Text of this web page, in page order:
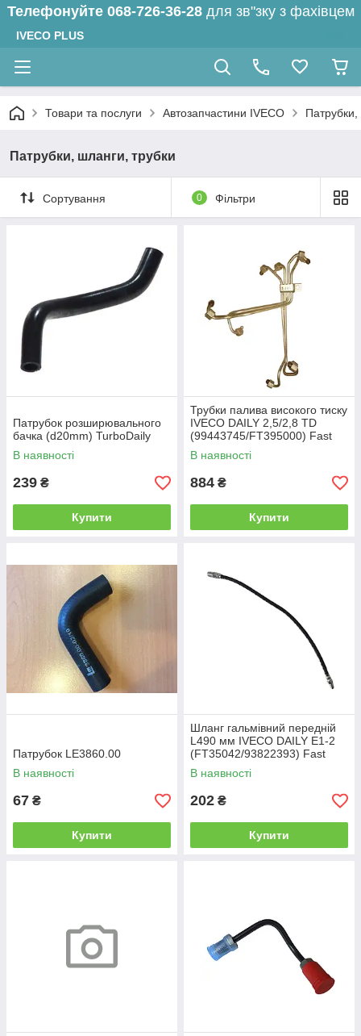
Телефонуйте 068-726-36-28 для зв"зку з фахівцем
IVECO PLUS
Товари та послуги Автозапчастини IVECO
Патрубки, шланги, трубки
Сортування 0 Фільтри
Патрубок розширювального
бачка (d20mm) TurboDaily
В наявності
239 ₴
Купити
Трубки палива високого тиску
IVECO DAILY 2,5/2,8 TD
(99443745/FT395000) Fast
В наявності
884 ₴
Купити
Патрубок LE3860.00
В наявності
67 ₴
Купити
Шланг гальмівний передній
L490 мм IVECO DAILY Е1-2
(FT35042/93822393) Fast
В наявності
202 ₴
Купити